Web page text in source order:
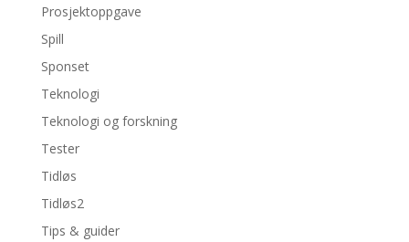
Prosjektoppgave
Spill
Sponset
Teknologi
Teknologi og forskning
Tester
Tidløs
Tidløs2
Tips & guider